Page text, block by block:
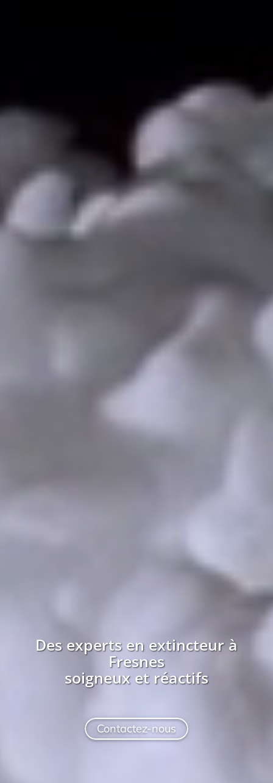
Des experts en extincteur à
Fresnes
soigneux et réactifs
Contactez-nous